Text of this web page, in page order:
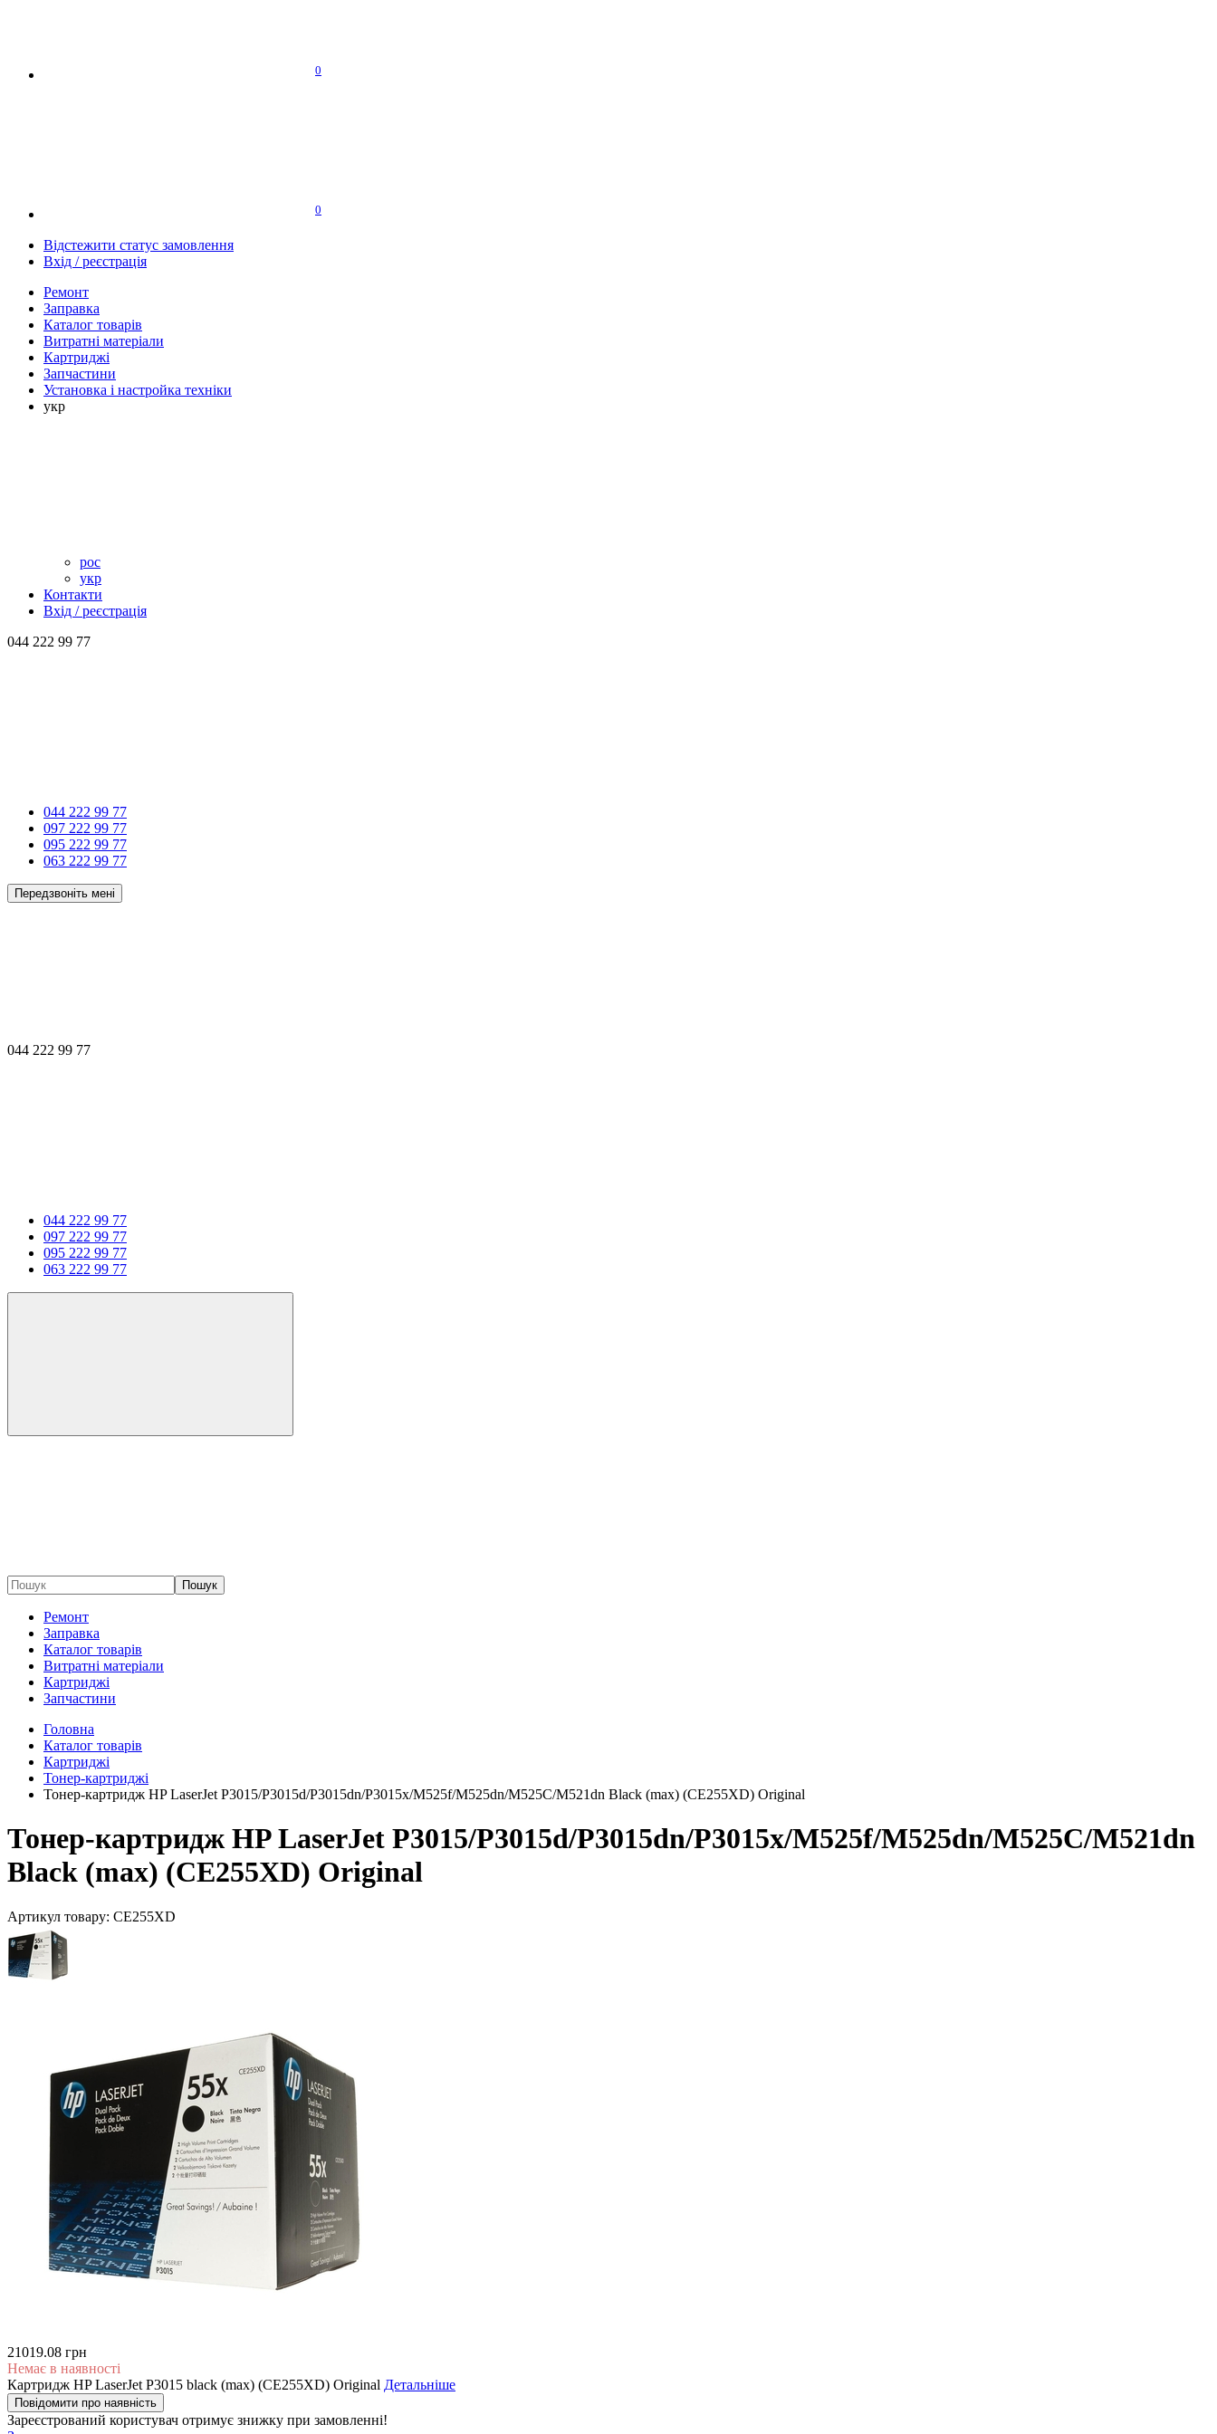
0
0
Відстежити статус замовлення
Вхід / реєстрація
Ремонт
Заправка
Каталог товарів
Витратні матеріали
Картриджі
Запчастини
Установка і настройка техніки
укр
рос
укр
Контакти
Вхід / реєстрація
044 222 99 77
044 222 99 77
097 222 99 77
095 222 99 77
063 222 99 77
Передзвоніть мені
044 222 99 77
044 222 99 77
097 222 99 77
095 222 99 77
063 222 99 77
Пошук
Ремонт
Заправка
Каталог товарів
Витратні матеріали
Картриджі
Запчастини
Головна
Каталог товарів
Картриджі
Тонер-картриджі
Тонер-картридж HP LaserJet P3015/P3015d/P3015dn/P3015x/M525f/M525dn/M525C/M521dn Black (max) (CE255XD) Original
Тонер-картридж HP LaserJet P3015/P3015d/P3015dn/P3015x/M525f/M525dn/M525C/M521dn
Black (max) (CE255XD) Original
Артикул товару: CE255XD
21019.08 грн
Немає в наявності
Картридж HP LaserJet P3015 black (max) (CE255XD) Original Детальніше
Повідомити про наявність
Зареєстрований користувач отримує знижку при замовленні!